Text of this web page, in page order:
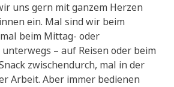
uns gern mit ganzem Herzen
ein. Mal sind wir beim
beim Mittag- oder
– auf Reisen oder beim
zwischendurch, mal in der
Arbeit. Aber immer bedienen